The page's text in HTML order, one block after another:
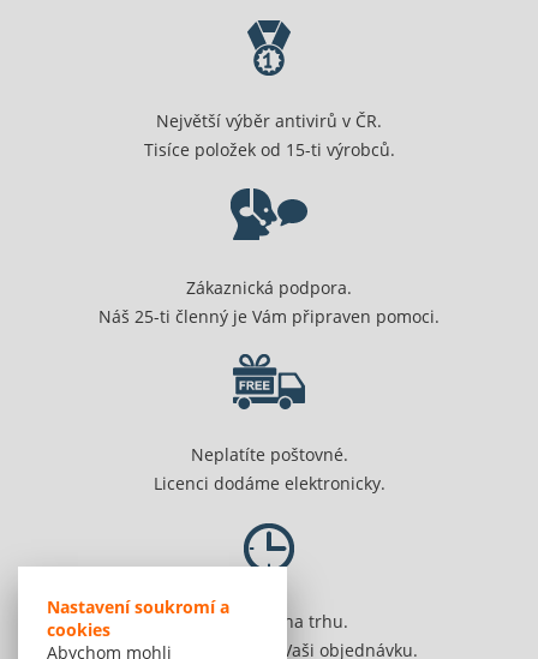
Nastavení soukromí a
cookies
Abychom mohli
Největší výběr antivirů v ČR.
Tisíce položek od 15-ti výrobců.
Zákaznická podpora.
Náš 25-ti členný je Vám připraven pomoci.
Neplatíte poštovné.
Licenci dodáme elektronicky.
Jsme 20 let na trhu.
Spolehlivě vyřídíme Vaši objednávku.